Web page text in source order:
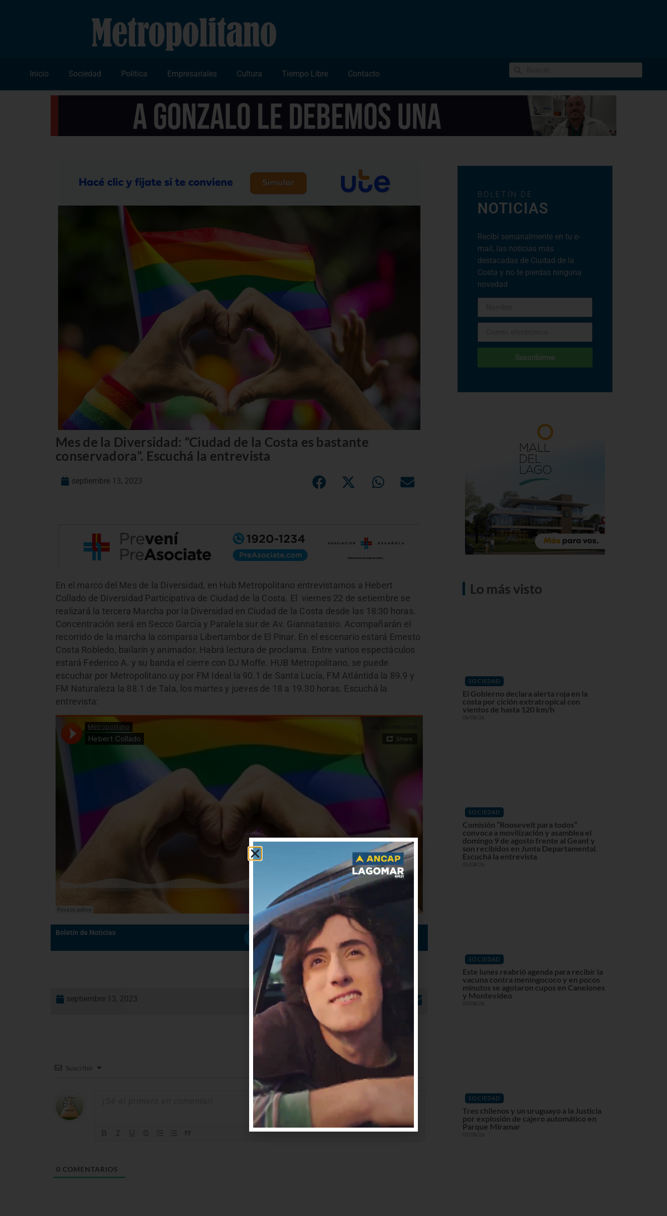
Inicio Sociedad Política Empresariales Cultura Tiempo Libre Contacto
Mes de la Diversidad: “Ciudad de la Costa es bastante
conservadora”. Escuchá la entrevista
septiembre 13, 2023
En el marco del Mes de la Diversidad, en Hub Metropolitano entrevistamos a Hebert
Collado de Diversidad Participativa de Ciudad de la Costa. El viernes 22 de setiembre se
realizará la tercera Marcha por la Diversidad en Ciudad de la Costa desde las 18:30 horas.
Concentración será en Secco García y Paralela sur de Av. Giannatassio. Acompañarán el
recorrido de la marcha la comparsa Libertambor de El Pinar. En el escenario estará Ernesto
Costa Robledo, bailarín y animador. Habrá lectura de proclama. Entre varios espectáculos
estará Federico A. y su banda el cierre con DJ Moffe. HUB Metropolitano, se puede
escuchar por Metropolitano.uy por FM Ideal la 90.1 de Santa Lucía, FM Atlántida la 89.9 y
FM Naturaleza la 88.1 de Tala, los martes y jueves de 18 a 19.30 horas. Escuchá la
entrevista:
Boletín de Noticias
Suscribirme
septiembre 13, 2023
Suscribir
0 COMENTARIOS
BOLETÍN DE
NOTICIAS
Recibí semanalmente en tu e-
mail, las noticias más
destacadas de Ciudad de la
Costa y no te pierdas ninguna
novedad
Suscribirme
Lo más visto
SOCIEDAD
El Gobierno declara alerta roja en la
costa por ciclón extratropical con
vientos de hasta 120 km/h
06/08/26
SOCIEDAD
Comisión “Roosevelt para todos”
convoca a movilización y asamblea el
domingo 9 de agosto frente al Geant y
son recibidos en Junta Departamental.
Escuchá la entrevista
05/08/26
SOCIEDAD
Este lunes reabrió agenda para recibir la
vacuna contra meningococo y en pocos
minutos se agotaron cupos en Canelones
y Montevideo
03/08/26
SOCIEDAD
Tres chilenos y un uruguayo a la Justicia
por explosión de cajero automático en
Parque Miramar
07/08/26